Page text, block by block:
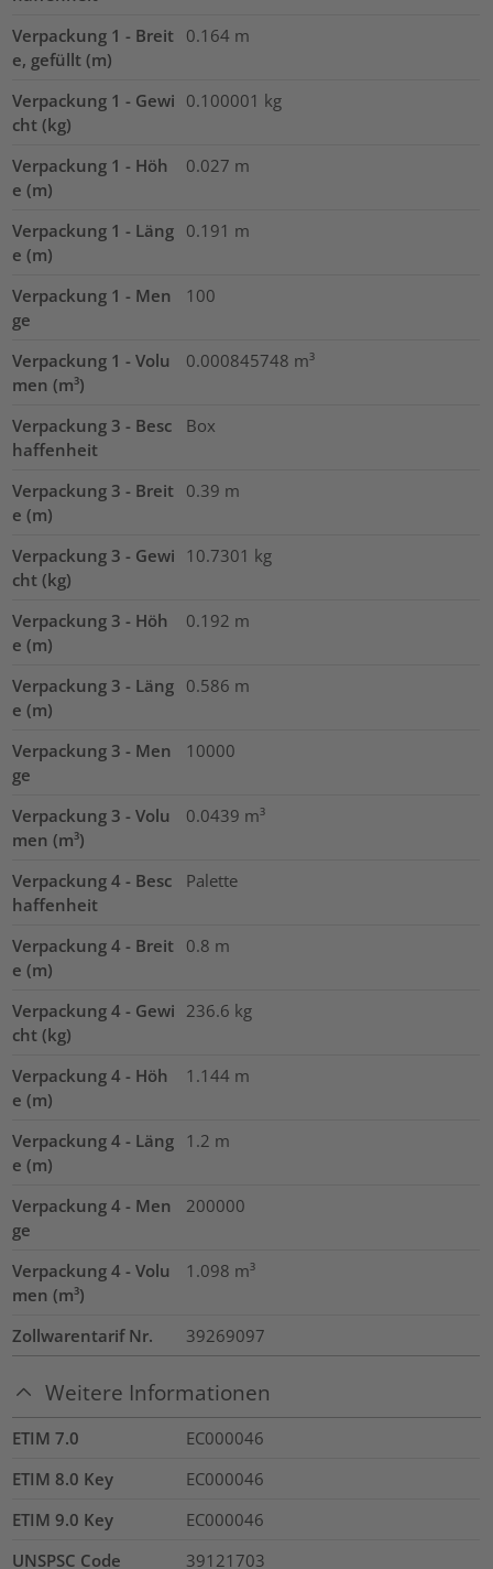
Verpackung 1 - Breit
e, gefüllt (m)
0.164 m
Verpackung 1 - Gewi
cht (kg)
0.100001 kg
Verpackung 1 - Höh
e (m)
0.027 m
Verpackung 1 - Läng
e (m)
0.191 m
Verpackung 1 - Men
ge
100
Verpackung 1 - Volu
men (m³)
0.000845748 m³
Verpackung 3 - Besc
haffenheit
Box
Verpackung 3 - Breit
e (m)
0.39 m
Verpackung 3 - Gewi
cht (kg)
10.7301 kg
Verpackung 3 - Höh
e (m)
0.192 m
Verpackung 3 - Läng
e (m)
0.586 m
Verpackung 3 - Men
ge
10000
Verpackung 3 - Volu
men (m³)
0.0439 m³
Verpackung 4 - Besc
haffenheit
Palette
Verpackung 4 - Breit
e (m)
0.8 m
Verpackung 4 - Gewi
cht (kg)
236.6 kg
Verpackung 4 - Höh
e (m)
1.144 m
Verpackung 4 - Läng
e (m)
1.2 m
Verpackung 4 - Men
ge
200000
Verpackung 4 - Volu
men (m³)
1.098 m³
Zollwarentarif Nr. 39269097
Weitere Informationen
ETIM 7.0
EC000046
ETIM 8.0 Key
EC000046
ETIM 9.0 Key
EC000046
UNSPSC Code
39121703